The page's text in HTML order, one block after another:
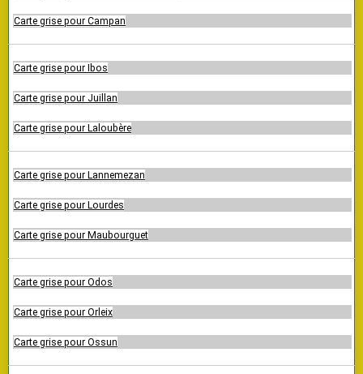
Carte grise pour Campan
Carte grise pour Ibos
Carte grise pour Juillan
Carte grise pour Laloubère
Carte grise pour Lannemezan
Carte grise pour Lourdes
Carte grise pour Maubourguet
Carte grise pour Odos
Carte grise pour Orleix
Carte grise pour Ossun